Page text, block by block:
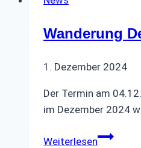
Wanderung
1. Dezember 2024
Der Termin am
im Dezember 2024
Weiterlesen